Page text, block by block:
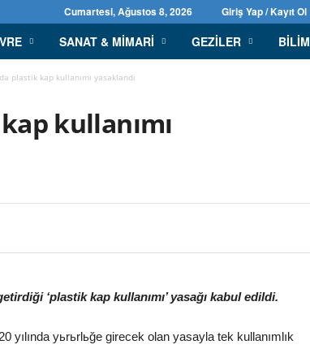
Cumartesi, Ağustos 8, 2026 Giriş Yap / Kayıt Ol
SANAT & MIMARI GEZILER BILIM
plastik kap kullanımı yasaklandı
kullanımı
‘plastik kapkullanımı’ yasağı kabul edildi.
yılında yьrьrlьğe girecek olan yasayla tek kullanımlık